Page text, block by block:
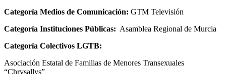
Categoría Medios de Comunicación: GTM Televisión
Categoría Instituciones Públicas: Asamblea Regional de Murcia
Categoría Colectivos LGTB:
Asociación Estatal de Familias de Menores Transexuales
“Chrysallys”